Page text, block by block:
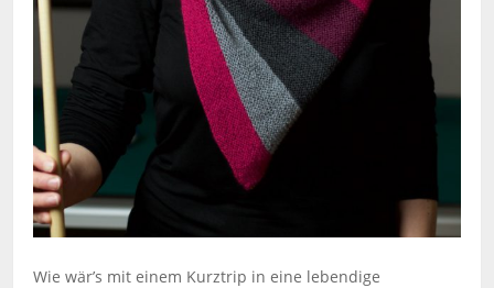
Wie wär’s mit einem Kurztrip in eine lebendige